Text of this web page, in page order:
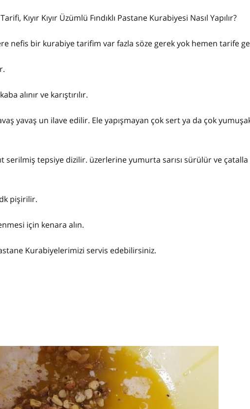
Kıyır Kıyır Üzümlü Fındıklı Pastane Kurabiyesi Nasıl Yapılır?
nefis bir kurabiye tarifim var fazla söze gerek yok hemen tarife
alınır ve karıştırılır.
yavaş un ilave edilir. Ele yapışmayan çok sert ya da çok
serilmiş tepsiye dizilir. üzerlerine yumurta sarısı sürülür ve
dk pişirilir.
için kenara alın.
Kurabiyelerimizi servis edebilirsiniz.